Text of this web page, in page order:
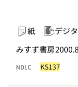
紙 デジ
みすず書房2000.8
NDLC KS137